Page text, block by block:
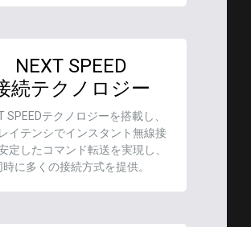
NEXT SPEED
続テクノロジー
SPEEDテクノロジーを搭載し、
イテンシでインスタント無線接
定したコマンド転送を実現し、
時に多くの接続方式を提供。